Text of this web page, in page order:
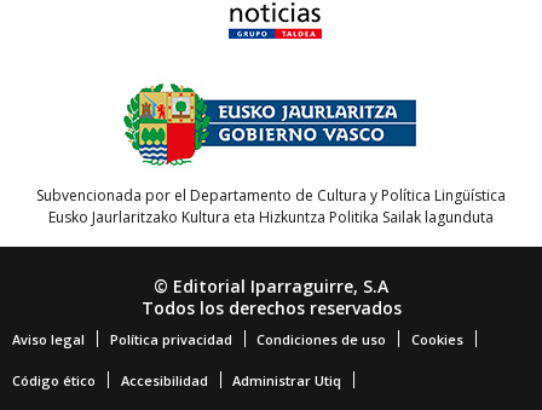
Subvencionada por el Departamento de Cultura y Política Lingüística
Eusko Jaurlaritzako Kultura eta Hizkuntza Politika Sailak lagunduta
© Editorial Iparraguirre, S.A
Todos los derechos reservados
Aviso legal Política privacidad Condiciones de uso Cookies
Código ético Accesibilidad Administrar Utiq